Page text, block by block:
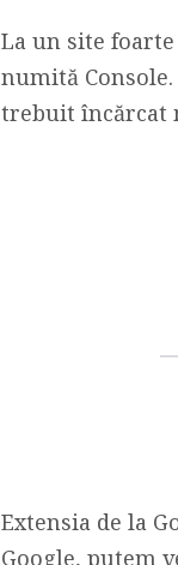
La un site
numită
trebuit încărcat
Extensia de la
Google, putem